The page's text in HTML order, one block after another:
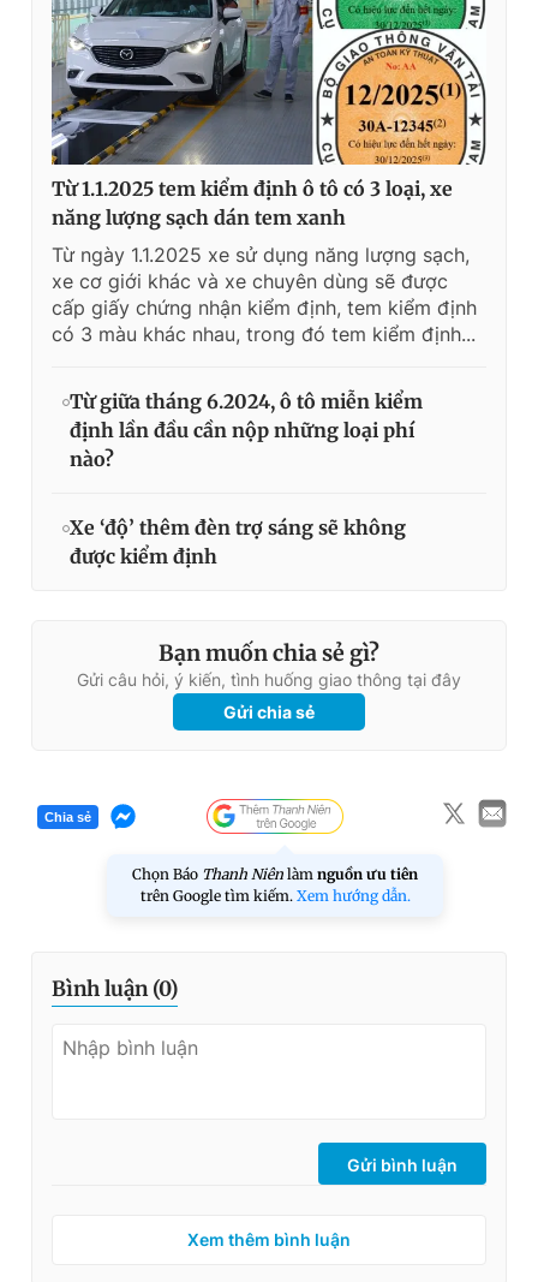
Từ 1.1.2025 tem kiểm định ô tô có 3 loại, xe
năng lượng sạch dán tem xanh
Từ ngày 1.1.2025 xe sử dụng năng lượng sạch,
xe cơ giới khác và xe chuyên dùng sẽ được
cấp giấy chứng nhận kiểm định, tem kiểm định
có 3 màu khác nhau, trong đó tem kiểm định...
Từ giữa tháng 6.2024, ô tô miễn kiểm
định lần đầu cần nộp những loại phí
nào?
Xe ‘độ’ thêm đèn trợ sáng sẽ không
được kiểm định
Bạn muốn chia sẻ gì?
Gửi câu hỏi, ý kiến, tình huống giao thông tại đây
Gửi chia sẻ
Chia sẻ
Chọn Báo Thanh Niên làm nguồn ưu tiên
trên Google tìm kiếm. Xem hướng dẫn.
Bình luận (0)
Gửi bình luận
Xem thêm bình luận